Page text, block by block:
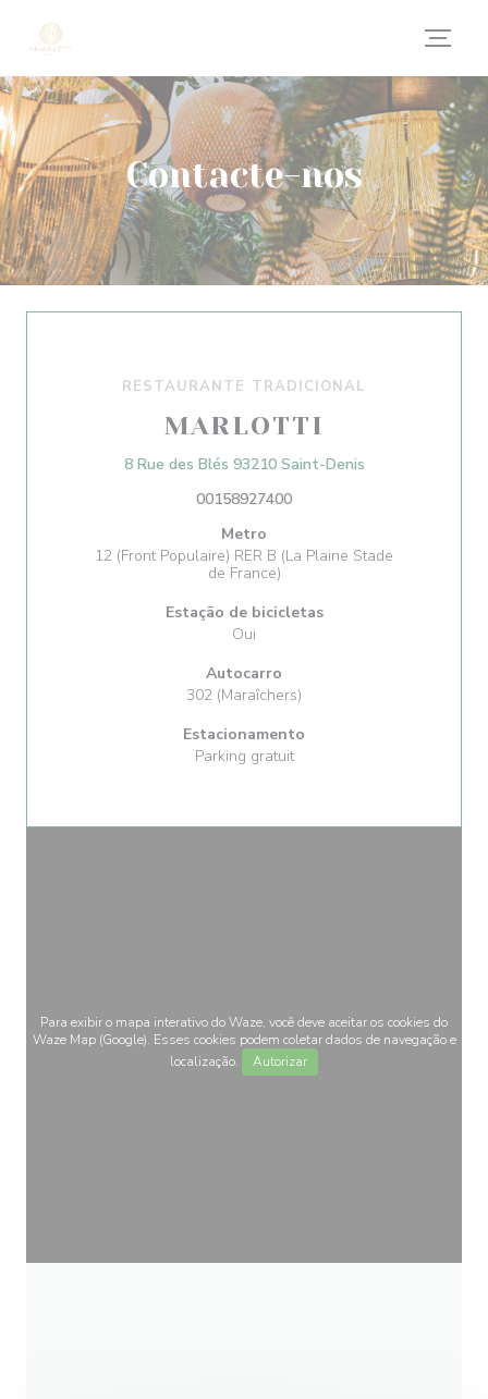
Contacte-nos
RESTAURANTE TRADICIONAL
MARLOTTI
8 Rue des Blés 93210 Saint-Denis((abre numa
00158927400
Metro
12 (Front Populaire) RER B (La Plaine Stade
de France)
Estação de bicicletas
Oui
Autocarro
302 (Maraîchers)
Estacionamento
Parking gratuit
Para exibir o mapa interativo do Waze, você deve aceitar os cookies do
Waze Map (Google). Esses cookies podem coletar dados de navegação e
localização.
Autorizar